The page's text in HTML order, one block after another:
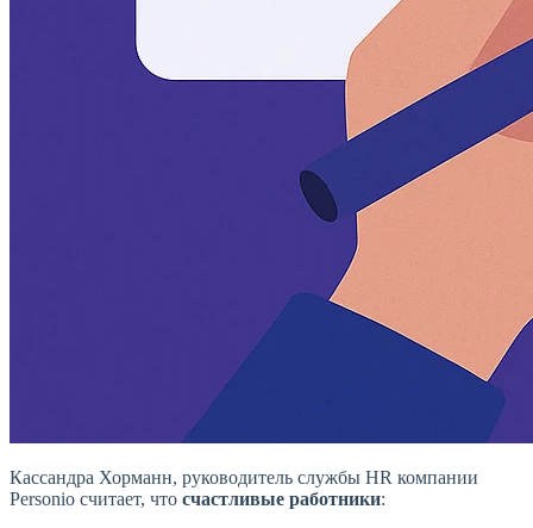
Кассандра Хорманн, руководитель службы HR компании
Personio считает, что счастливые работники: